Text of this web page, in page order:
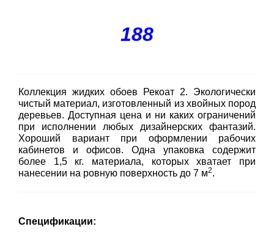
188
Коллекция жидких обоев Рекоат 2. Экологически
чистый материал, изготовленный из хвойных пород
деревьев. Доступная цена и ни каких ограничений
при исполнении любых дизайнерских фантазий.
Хороший вариант при оформлении рабочих
кабинетов и офисов. Одна упаковка содержит
более 1,5 кг. материала, которых хватает при
нанесении на ровную поверхность до 7 м2.
Спецификации: